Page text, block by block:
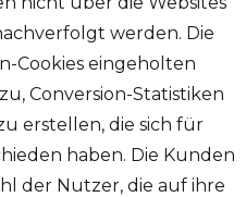
werden. Die
Cookies eingeholten
Conversion-Statistiken
erstellen, die sich für
haben. Die Kunden
der Nutzer, die auf ihre